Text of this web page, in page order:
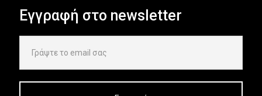
Εγγραφή στο newsletter